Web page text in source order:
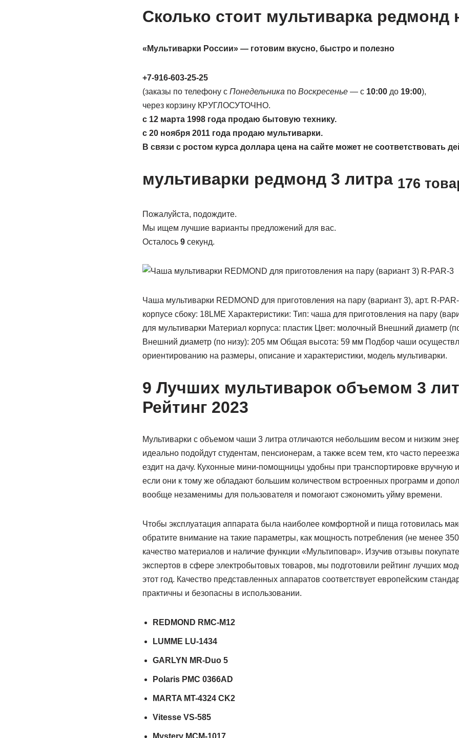
Сколько стоит мультиварка редмонд
«Мультиварки России» — готовим вкусно, быстро и полезно
+7-916-603-25-25
(заказы по телефону с Понедельника по Воскресенье— с 10:00до 19:00),
через корзину КРУГЛОСУТОЧНО.
с 12 марта 1998 года продаю бытовую технику.
с 20 ноября 2011 года продаю мультиварки.
В связи с ростом курса доллара цена на сайте может не соответствовать
мультиварки редмонд 3 литра 176
Пожалуйста, подождите.
Мы ищем лучшие варианты предложений для вас.
Осталось 9секунд.
Чаша мультиварки REDMOND для приготовления на пару (вариант 3), арт. R-
корпусе сбоку: 18LME Характеристики: Тип: чаша для приготовления на пару
для мультиварки Материал корпуса: пластик Цвет: молочный Внешний диаметр
Внешний диаметр (по низу): 205 мм Общая высота: 59 мм Подбор чаши
ориентированию на размеры, описание и характеристики, модель мультиварки.
9 Лучших мультиварок объемом 3
Рейтинг 2023
Мультиварки с объемом чаши 3 литра отличаются небольшим весом и низким
идеально подойдут студентам, пенсионерам, а также всем тем, кто часто
ездит на дачу. Кухонные мини-помощницы удобны при транспортировке вручную
если они к тому же обладают большим количеством встроенных программ и
вообще незаменимы для пользователя и помогают сэкономить уйму времени.
Чтобы эксплуатация аппарата была наиболее комфортной и пища готовилась
обратите внимание на такие параметры, как мощность потребления (не менее
качество материалов и наличие функции «Мультиповар». Изучив отзывы
экспертов в сфере электробытовых товаров, мы подготовили рейтинг лучших
этот год. Качество представленных аппаратов соответствует европейским
практичны и безопасны в использовании.
REDMOND RMC-M12
LUMME LU-1434
GARLYN MR-Duo 5
Polaris PMC 0366AD
MARTA MT-4324 CK2
Vitesse VS-585